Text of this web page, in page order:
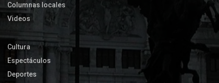
Columnas locales
Videos
Cultura
Espectáculos
Deportes